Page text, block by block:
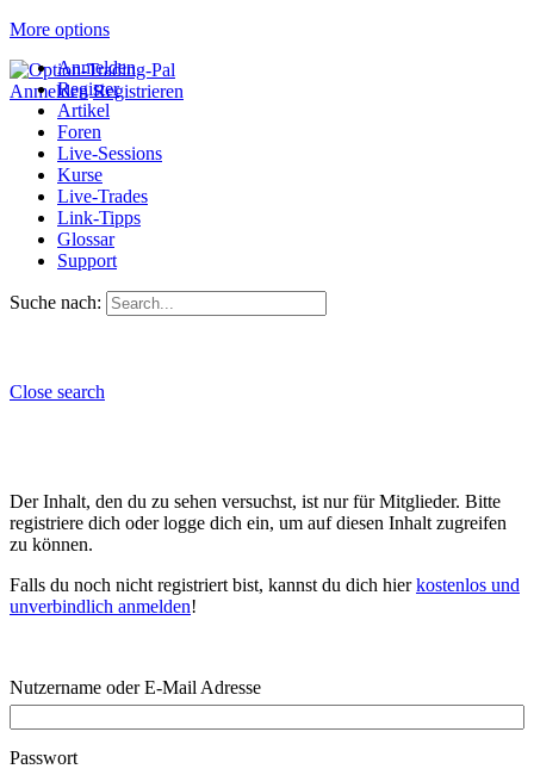
More options
Anmelden Registrieren
Anmelden
Register
Artikel
Foren
Live-Sessions
Kurse
Live-Trades
Link-Tipps
Glossar
Support
Suche nach:
Close search
Der Inhalt, den du zu sehen versuchst, ist nur für Mitglieder. Bitte
registriere dich oder logge dich ein, um auf diesen Inhalt zugreifen
zu können.
Falls du noch nicht registriert bist, kannst du dich hierkostenlos und
unverbindlich anmelden!
Nutzername oder E-Mail Adresse
Passwort